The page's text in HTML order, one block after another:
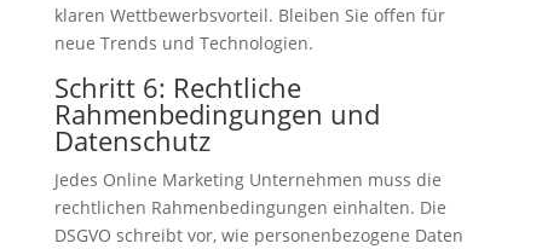
klaren Wettbewerbsvorteil. Bleiben Sie offen für
neue Trends und Technologien.
Schritt 6: Rechtliche
Rahmenbedingungen und
Datenschutz
Jedes Online Marketing Unternehmen muss die
rechtlichen Rahmenbedingungen einhalten. Die
DSGVO schreibt vor, wie personenbezogene Daten